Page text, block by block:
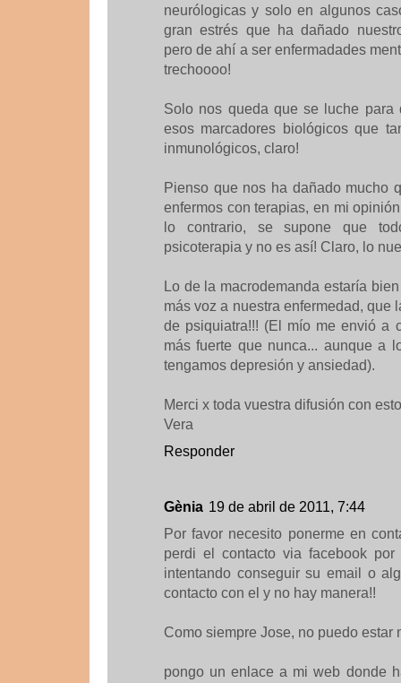
neurólogicas y solo en algunos
gran estrés que ha dañado
pero de ahí a ser enfermadades
trechoooo!
Solo nos queda que se luche para
esos marcadores biológicos que
inmunológicos, claro!
Pienso que nos ha dañado mucho
enfermos con terapias, en mi
lo contrario, se supone que
psicoterapia y no es así! Claro, lo
Lo de la macrodemanda estaría
más voz a nuestra enfermedad, que
de psiquiatra!!! (El mío me envió a
más fuerte que nunca... aunque a
tengamos depresión y ansiedad).
Merci x toda vuestra difusión con
Vera
Responder
Gènia 19 de abril de 2011, 7:44
Por favor necesito ponerme en
perdi el contacto via facebook
intentando conseguir su email o
contacto con el y no hay manera!!
Como siempre Jose, no puedo estar
pongo un enlace a mi web donde